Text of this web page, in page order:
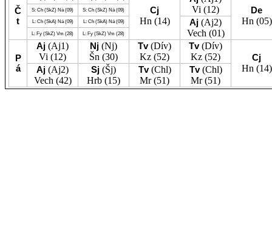
Č
t
Cj
Hn (14)
Vi (12)
De
Hn (05)
S: Ch (SkZ) Ná(09) S: Ch (SkZ) Ná(09)
L:Ch (SkA)Ná(09) L:Ch (SkA)Ná(09) Aj (Aj2)
Vech (01)
L: Fy (SkZ) Vm (28) L: Fy (SkZ) Vm (28)
P
á
Aj (Aj1)
Vi (12)
Nj (Nj)
Šn (30)
Tv(Dív)
Kz (52)
Tv(Dív)
Kz (52)
Cj
Hn (14)
Aj (Aj2)
Vech (42)
Sj (Šj)
Hrb (15)
Tv(Chl)
Mr(51)
Tv(Chl)
Mr(51)